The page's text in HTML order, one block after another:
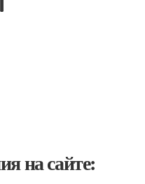
на сайте: